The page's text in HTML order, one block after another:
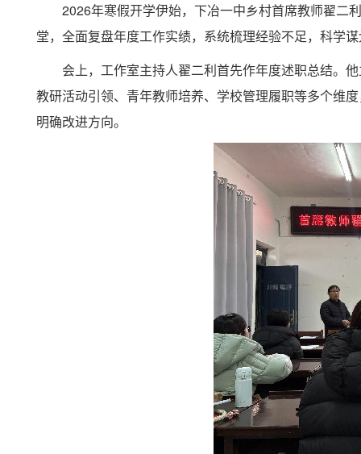
2026年寒假开学伊始，下冶一中乡村首席教师翟二
堂，全面复盘年度工作实绩，系统梳理经验不足，科学
会上，工作室主持人翟二利首先作年度述职总结。
教研活动引领、青年教师培养、学校管理履职等多个维
明确改进方向。